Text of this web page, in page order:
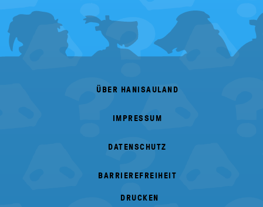
FOOTER
MENU
ÜBER HANISAULAND
IMPRESSUM
DATENSCHUTZ
BARRIEREFREIHEIT
DRUCKEN